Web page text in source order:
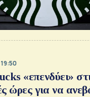
«επενδύει»
ώρες για να